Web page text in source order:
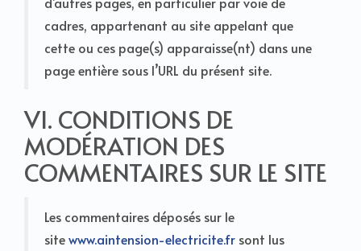
cadres, appartenant au site appelant que
cette ou ces page(s) apparaisse(nt) dans une
page entière sous l’URL du présent site.
VI. CONDITIONS DE
MODÉRATION DES
COMMENTAIRES SUR LE SITE
Les commentaires déposés sur le
sitewww.aintension-electricite.fr sont lus